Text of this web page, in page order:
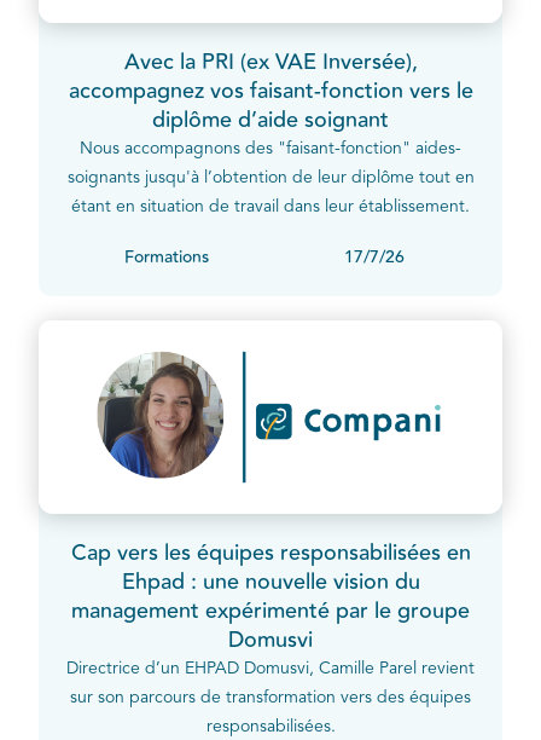
Avec la PRI (ex VAE Inversée),
accompagnez vos faisant-fonction vers le
diplôme d’aide soignant
Nous accompagnons des "faisant-fonction" aides-
soignants jusqu'à l’obtention de leur diplôme tout en
étant en situation de travail dans leur établissement.
Formations 17/7/26
Cap vers les équipes responsabilisées en
Ehpad : une nouvelle vision du
management expérimenté par le groupe
Domusvi
Directrice d’un EHPAD Domusvi, Camille Parel revient
sur son parcours de transformation vers des équipes
responsabilisées.